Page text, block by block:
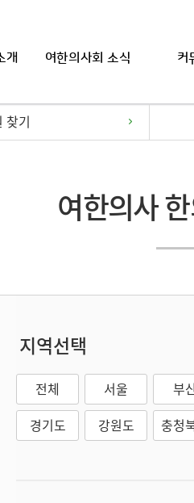
개 여한의사회 소식 커
찾기
여한의사
지역선택
전체 서울 부
경기도
강원도 충청